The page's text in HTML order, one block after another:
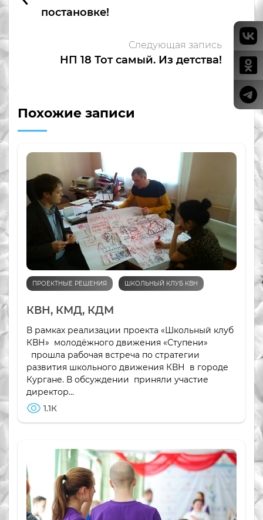
постановке!
Следующая запись
НП 18 Тот самый. Из детства!
Похожие записи
ПРОЕКТНЫЕ РЕШЕНИЯ ШКОЛЬНЫЙ КЛУБ КВН
КВН, КМД, КДМ
В рамках реализации проекта «Школьный клуб
КВН» молодёжного движения «Ступени»
прошла рабочая встреча по стратегии
развития школьного движения КВН в городе
Кургане. В обсуждении приняли участие
директор...
1.1К